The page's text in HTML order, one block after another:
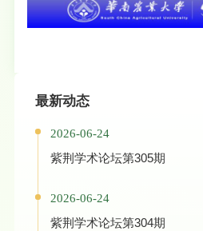
最新动态
2026-06-24
紫荆学术论坛第305期
2026-06-24
紫荆学术论坛第304期